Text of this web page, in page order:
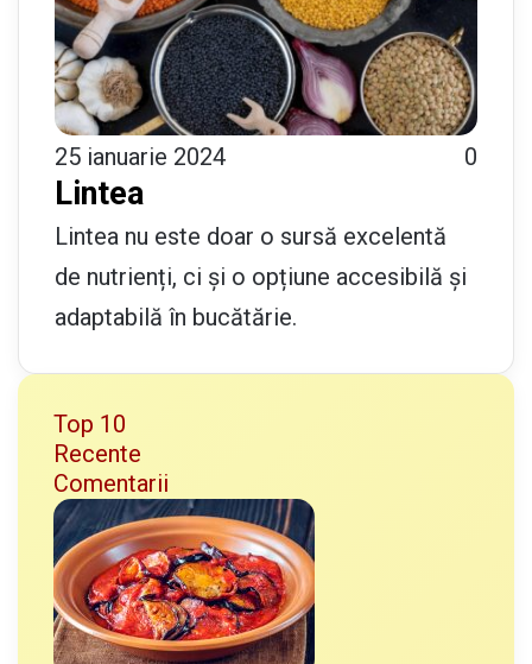
25 ianuarie 2024 0
Lintea
Lintea nu este doar o sursă excelentă
de nutrienți, ci și o opțiune accesibilă și
adaptabilă în bucătărie.
Top 10
Recente
Comentarii